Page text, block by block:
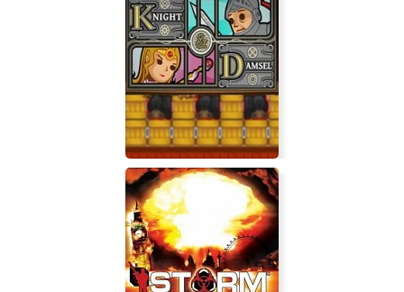
Winter Falling: Battle Tactics